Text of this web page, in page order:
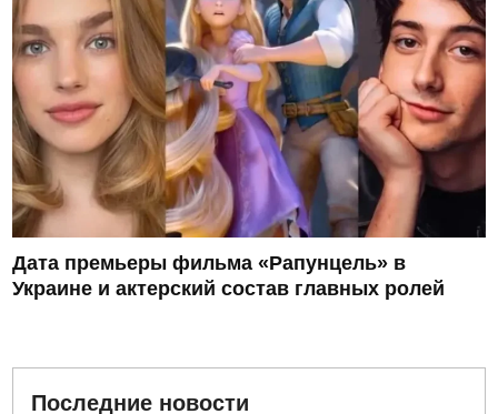
Дата премьеры фильма «Рапунцель» в
Украине и актерский состав главных ролей
Последние новости